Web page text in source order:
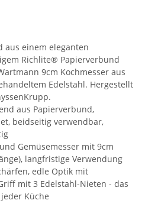
aus einem eleganten
Richlite® Papierverbund
9cm Kochmesser aus
Edelstahl. Hergestellt
aus Papierverbund,
beidseitig verwendbar,
Gemüsemesser mit 9cm
langfristige Verwendung
edle Optik mit
mit 3 Edelstahl-Nieten - das
Küche